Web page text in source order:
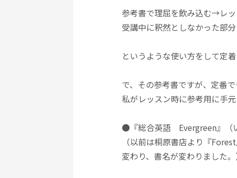
参考書で理屈を飲み込む→レッ
受講中に釈然としなかった部
というような使い方をして定着
で、その参考書ですが、定番
私がレッスン時に参考用に手
●『総合英語 Evergreen』（
（以前は桐原書店より『
変わり、書名が変わりました。